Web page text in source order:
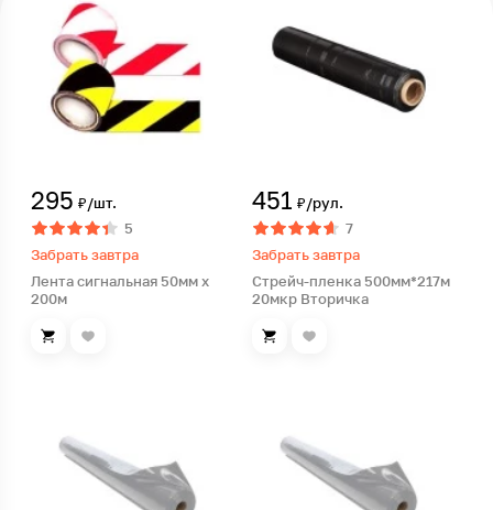
295 ₽/шт.
5
Забрать завтра
Лента сигнальная 50мм х
200м
451 ₽/рул.
7
Забрать завтра
Стрейч-пленка 500мм*217м
20мкр Вторичка